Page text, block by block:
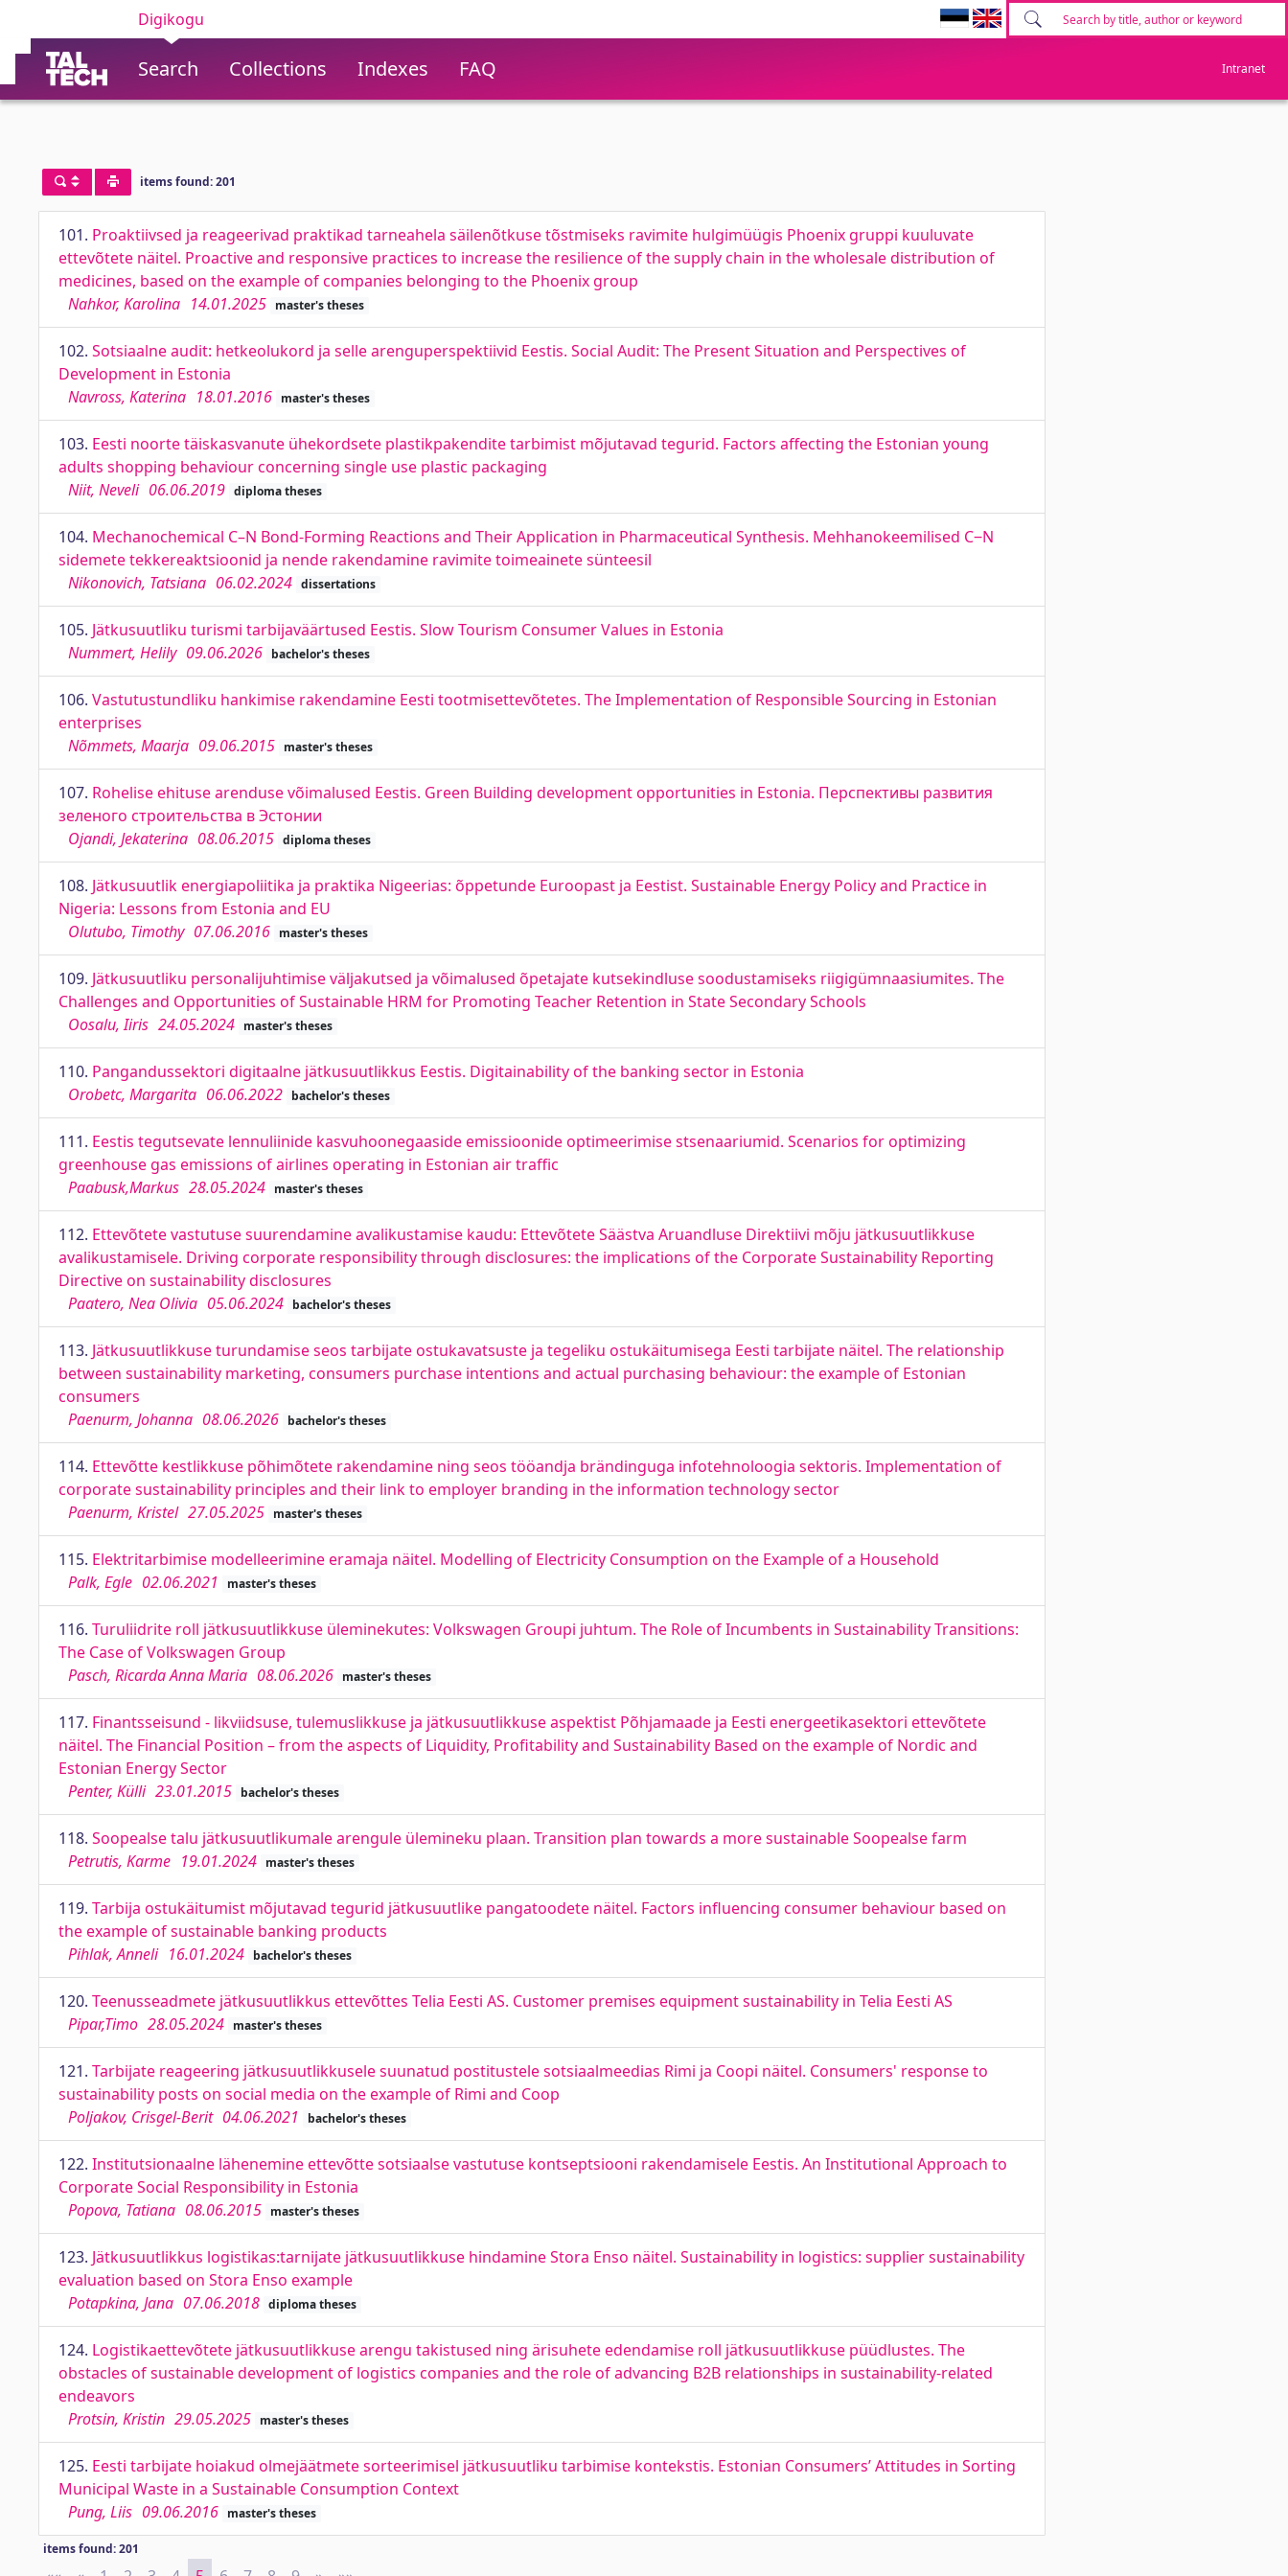
Digikogu
Search Collections Indexes FAQ Intranet
items found: 201
101. Proaktiivsed ja reageerivad praktikad tarneahela säilenõtkuse tõstmiseks ravimite hulgimüügis Phoenix gruppi kuuluvate
ettevõtete näitel. Proactive and responsive practices to increase the resilience of the supply chain in the wholesale distribution of
medicines, based on the example of companies belonging to the Phoenix group
Nahkor, Karolina 14.01.2025 master's theses
102. Sotsiaalne audit: hetkeolukord ja selle arenguperspektiivid Eestis. Social Audit: The Present Situation and Perspectives of
Development in Estonia
Navross, Katerina 18.01.2016 master's theses
103. Eesti noorte täiskasvanute ühekordsete plastikpakendite tarbimist mõjutavad tegurid. Factors affecting the Estonian young
adults shopping behaviour concerning single use plastic packaging
Niit, Neveli 06.06.2019 diploma theses
104. Mechanochemical C–N Bond-Forming Reactions and Their Application in Pharmaceutical Synthesis. Mehhanokeemilised C‒N
sidemete tekkereaktsioonid ja nende rakendamine ravimite toimeainete sünteesil
Nikonovich, Tatsiana 06.02.2024 dissertations
105. Jätkusuutliku turismi tarbijaväärtused Eestis. Slow Tourism Consumer Values in Estonia
Nummert, Helily 09.06.2026 bachelor's theses
106. Vastutustundliku hankimise rakendamine Eesti tootmisettevõtetes. The Implementation of Responsible Sourcing in Estonian
enterprises
Nõmmets, Maarja 09.06.2015 master's theses
107. Rohelise ehituse arenduse võimalused Eestis. Green Building development opportunities in Estonia. Перспективы развития
зеленого строительства в Эстонии
Ojandi, Jekaterina 08.06.2015 diploma theses
108. Jätkusuutlik energiapoliitika ja praktika Nigeerias: õppetunde Euroopast ja Eestist. Sustainable Energy Policy and Practice in
Nigeria: Lessons from Estonia and EU
Olutubo, Timothy 07.06.2016 master's theses
109. Jätkusuutliku personalijuhtimise väljakutsed ja võimalused õpetajate kutsekindluse soodustamiseks riigigümnaasiumites. The
Challenges and Opportunities of Sustainable HRM for Promoting Teacher Retention in State Secondary Schools
Oosalu, Iiris 24.05.2024 master's theses
110. Pangandussektori digitaalne jätkusuutlikkus Eestis. Digitainability of the banking sector in Estonia
Orobetc, Margarita 06.06.2022 bachelor's theses
111. Eestis tegutsevate lennuliinide kasvuhoonegaaside emissioonide optimeerimise stsenaariumid. Scenarios for optimizing
greenhouse gas emissions of airlines operating in Estonian air traffic
Paabusk,Markus 28.05.2024 master's theses
112. Ettevõtete vastutuse suurendamine avalikustamise kaudu: Ettevõtete Säästva Aruandluse Direktiivi mõju jätkusuutlikkuse
avalikustamisele. Driving corporate responsibility through disclosures: the implications of the Corporate Sustainability Reporting
Directive on sustainability disclosures
Paatero, Nea Olivia 05.06.2024 bachelor's theses
113. Jätkusuutlikkuse turundamise seos tarbijate ostukavatsuste ja tegeliku ostukäitumisega Eesti tarbijate näitel. The relationship
between sustainability marketing, consumers purchase intentions and actual purchasing behaviour: the example of Estonian
consumers
Paenurm, Johanna 08.06.2026 bachelor's theses
114. Ettevõtte kestlikkuse põhimõtete rakendamine ning seos tööandja brändinguga infotehnoloogia sektoris. Implementation of
corporate sustainability principles and their link to employer branding in the information technology sector
Paenurm, Kristel 27.05.2025 master's theses
115. Elektritarbimise modelleerimine eramaja näitel. Modelling of Electricity Consumption on the Example of a Household
Palk, Egle 02.06.2021 master's theses
116. Turuliidrite roll jätkusuutlikkuse üleminekutes: Volkswagen Groupi juhtum. The Role of Incumbents in Sustainability Transitions:
The Case of Volkswagen Group
Pasch, Ricarda Anna Maria 08.06.2026 master's theses
117. Finantsseisund - likviidsuse, tulemuslikkuse ja jätkusuutlikkuse aspektist Põhjamaade ja Eesti energeetikasektori ettevõtete
näitel. The Financial Position – from the aspects of Liquidity, Profitability and Sustainability Based on the example of Nordic and
Estonian Energy Sector
Penter, Külli 23.01.2015 bachelor's theses
118. Soopealse talu jätkusuutlikumale arengule ülemineku plaan. Transition plan towards a more sustainable Soopealse farm
Petrutis, Karme 19.01.2024 master's theses
119. Tarbija ostukäitumist mõjutavad tegurid jätkusuutlike pangatoodete näitel. Factors influencing consumer behaviour based on
the example of sustainable banking products
Pihlak, Anneli 16.01.2024 bachelor's theses
120. Teenusseadmete jätkusuutlikkus ettevõttes Telia Eesti AS. Customer premises equipment sustainability in Telia Eesti AS
Pipar,Timo 28.05.2024 master's theses
121. Tarbijate reageering jätkusuutlikkusele suunatud postitustele sotsiaalmeedias Rimi ja Coopi näitel. Consumers' response to
sustainability posts on social media on the example of Rimi and Coop
Poljakov, Crisgel-Berit 04.06.2021 bachelor's theses
122. Institutsionaalne lähenemine ettevõtte sotsiaalse vastutuse kontseptsiooni rakendamisele Eestis. An Institutional Approach to
Corporate Social Responsibility in Estonia
Popova, Tatiana 08.06.2015 master's theses
123. Jätkusuutlikkus logistikas:tarnijate jätkusuutlikkuse hindamine Stora Enso näitel. Sustainability in logistics: supplier sustainability
evaluation based on Stora Enso example
Potapkina, Jana 07.06.2018 diploma theses
124. Logistikaettevõtete jätkusuutlikkuse arengu takistused ning ärisuhete edendamise roll jätkusuutlikkuse püüdlustes. The
obstacles of sustainable development of logistics companies and the role of advancing B2B relationships in sustainability-related
endeavors
Protsin, Kristin 29.05.2025 master's theses
125. Eesti tarbijate hoiakud olmejäätmete sorteerimisel jätkusuutliku tarbimise kontekstis. Estonian Consumers’ Attitudes in Sorting
Municipal Waste in a Sustainable Consumption Context
Pung, Liis 09.06.2016 master's theses
items found: 201